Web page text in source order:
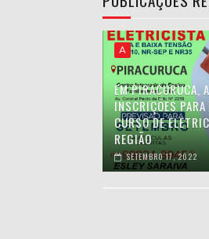
A
EM PIRACURUCA,
INSCRIÇÕES
CURSO DE
REGIÃO
SETEMBRO 17, 2022